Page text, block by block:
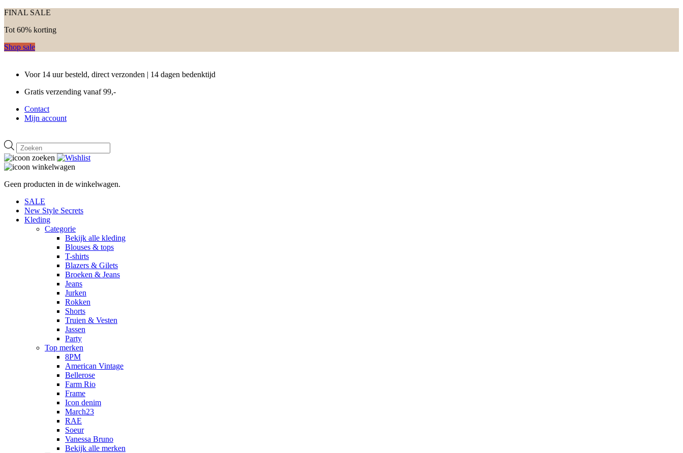
FINAL SALE
Tot 60% korting
Shop sale
Voor 14 uur besteld, direct verzonden | 14 dagen bedenktijd
Gratis verzending vanaf 99,-
Contact
Mijn account
Producten
zoeken
Geen producten in de winkelwagen.
SALE
New Style Secrets
Kleding
Categorie
Bekijk alle kleding
Blouses & tops
T-shirts
Blazers & Gilets
Broeken & Jeans
Jeans
Jurken
Rokken
Shorts
Truien & Vesten
Jassen
Party
Top merken
8PM
American Vintage
Bellerose
Farm Rio
Frame
Icon denim
March23
RAE
Soeur
Vanessa Bruno
Bekijk alle merken